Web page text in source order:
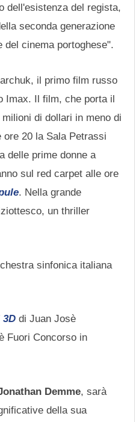
dell'esistenza del regista,
seconda generazione
del cinema portoghese".
il primo film russo
Imax. Il film, che porta il
di dollari in meno di
20 la Sala Petrassi
delle prime donne a
sul red carpet alle ore
. Nella grande
un thriller
sinfonica italiana
3D di Juan Josè
Fuori Concorso in
Demme, sarà
della sua